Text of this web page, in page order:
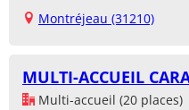
Montréjeau (31210)
MULTI-ACCUEIL
Multi-accueil (20 places)